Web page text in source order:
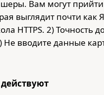
Вам могут
выглядит почти как
HTTPS. 2) Точность
вводите данные